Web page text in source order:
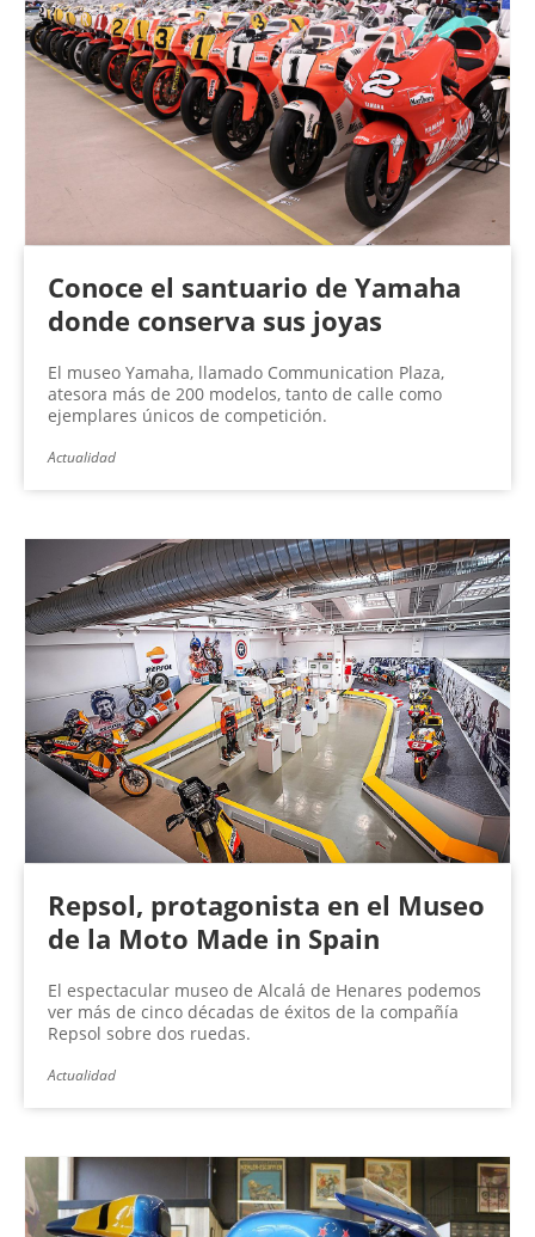
Conoce el santuario de Yamaha
donde conserva sus joyas
El museo Yamaha, llamado Communication Plaza,
atesora más de 200 modelos, tanto de calle como
ejemplares únicos de competición.
Actualidad
Repsol, protagonista en el Museo
de la Moto Made in Spain
El espectacular museo de Alcalá de Henares podemos
ver más de cinco décadas de éxitos de la compañía
Repsol sobre dos ruedas.
Actualidad